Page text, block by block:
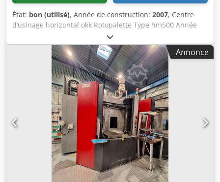
État: bon (utilisé), Année de construction: 2007, Centre
d’usinage horizontal okk Rotopalette Type hm500 Année
2007 Cnc Fanuc séries 310 is-model Magasin de 60 outils
convoyeur à copeaux environ 26 porte-outils attachement
ISO 50 Benne à copeaux basculante et fourchable
GOUBARD Dkedpozr Ik Ssfx Ahzsr Points de contrôle avec
étagères et éclairage, ventilateur Présentoirs à outils,
double faces (60) Cuve tampon
Annonce